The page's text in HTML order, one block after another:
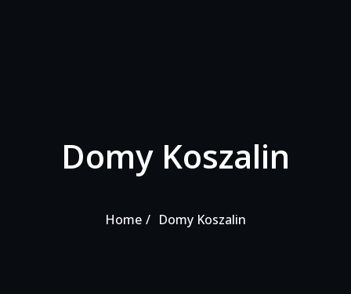
Domy Koszalin
Home Domy Koszalin